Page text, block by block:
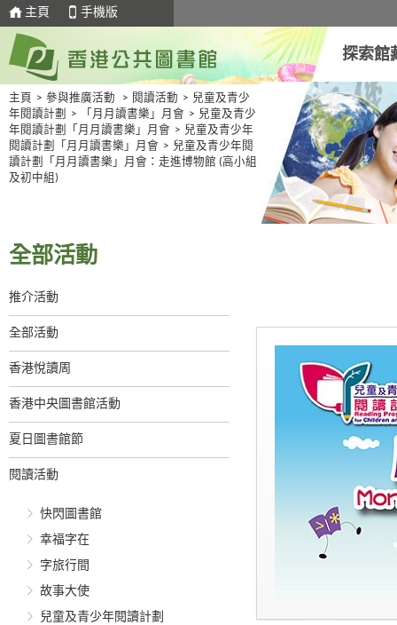
主頁 手機版
探索館
主頁 > 參與推廣活動 > 閱讀活動 > 兒童及青少
年閱讀計劃
> 「月月讀書樂」月會 > 兒童及青少
年閱讀計劃「月月讀書樂」月會 > 兒童及青少年
閱讀計劃「月月讀書樂」月會 > 兒童及青少年閱
讀計劃「月月讀書樂」月會：走進博物館 (高小組
及初中組)
全部活動
推介活動
全部活動
香港悅讀周
香港中央圖書館活動
夏日圖書館節
閱讀活動
快閃圖書館
幸福字在
字旅行間
故事大使
兒童及青少年閱讀計劃